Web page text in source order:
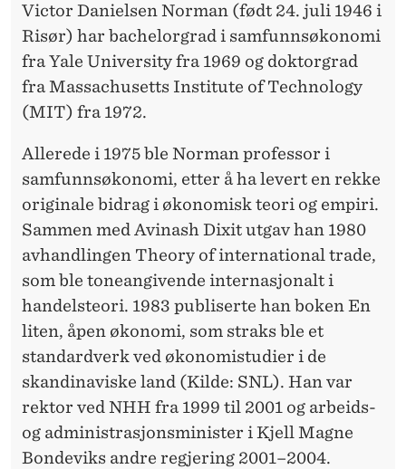
Victor Danielsen Norman (født 24. juli 1946 i
Risør) har bachelorgrad i samfunnsøkonomi
fra Yale University fra 1969 og doktorgrad
fra Massachusetts Institute of Technology
(MIT) fra 1972.
Allerede i 1975 ble Norman professor i
samfunnsøkonomi, etter å ha levert en rekke
originale bidrag i økonomisk teori og empiri.
Sammen med Avinash Dixit utgav han 1980
avhandlingen Theory of international trade,
som ble toneangivende internasjonalt i
handelsteori. 1983 publiserte han boken En
liten, åpen økonomi, som straks ble et
standardverk ved økonomistudier i de
skandinaviske land (Kilde: SNL). Han var
rektor ved NHH fra 1999 til 2001 og arbeids-
og administrasjonsminister i Kjell Magne
Bondeviks andre regjering 2001–2004.